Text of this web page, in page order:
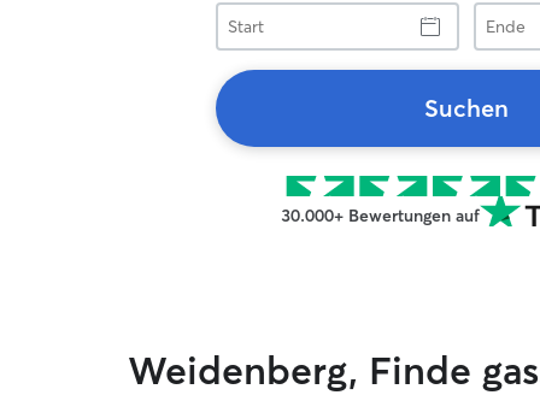
Start
Ende
Suchen
30.000+ Bewertungen auf
Weidenberg, Finde